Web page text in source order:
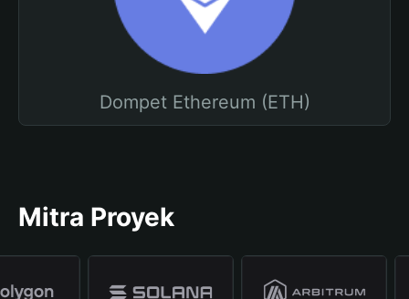
Dompet Ethereum (ETH)
Mitra Proyek